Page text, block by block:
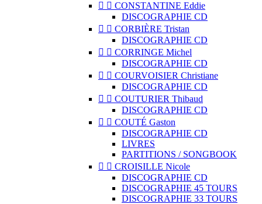
  CONSTANTINE Eddie
DISCOGRAPHIE CD
  CORBIÈRE Tristan
DISCOGRAPHIE CD
  CORRINGE Michel
DISCOGRAPHIE CD
  COURVOISIER Christiane
DISCOGRAPHIE CD
  COUTURIER Thibaud
DISCOGRAPHIE CD
  COUTÉ Gaston
DISCOGRAPHIE CD
LIVRES
PARTITIONS / SONGBOOK
  CROISILLE Nicole
DISCOGRAPHIE CD
DISCOGRAPHIE 45 TOURS
DISCOGRAPHIE 33 TOURS